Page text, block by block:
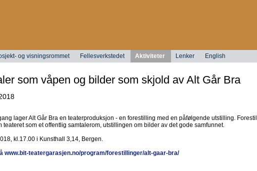
og visningsrommet Fellesverkstedet Aktiviteter Lenker English
som våpen og bilder som skjold av Alt Går Bra
lager Alt Går Bra en teaterproduksjon - en forestilling med en påfølgende utstilling.
teateret som et offentlig samtalerom, utstillingen om bilder av det gode samfunnet.
kl.17.00 i Kunsthall 3,14, Bergen.
www.bit-teatergarasjen.no/program/forestillinger/alt-gaar-bra/